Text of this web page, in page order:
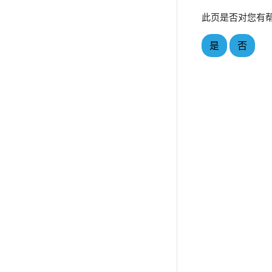
此页是否对您有
是 否